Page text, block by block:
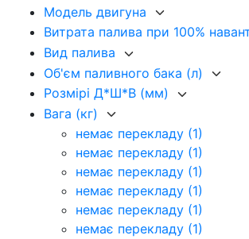
Модель двигуна
Витрата палива при 100%
Вид палива
Об'єм паливного бака (л)
Розмірі Д*Ш*В (мм)
Вага (кг)
немає перекладу (1)
немає перекладу (1)
немає перекладу (1)
немає перекладу (1)
немає перекладу (1)
немає перекладу (1)